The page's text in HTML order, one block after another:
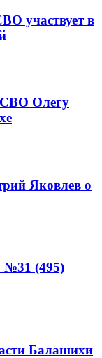
участвует в
СВО Олегу
Яковлев о
№31 (495)
Балашихи